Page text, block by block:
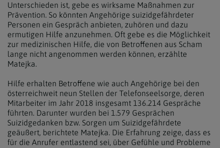
Unterschieden ist, gebe es wirksame Maßnahmen zur
Prävention. So könnten Angehörige suizidgefährdeter
Personen ein Gespräch anbieten, zuhören und dazu
ermutigen Hilfe anzunehmen. Oft gebe es die Möglichkeit
zur medizinischen Hilfe, die von Betroffenen aus Scham
lange nicht angenommen werden können, erzählte
Matejka.
Hilfe erhalten Betroffene wie auch Angehörige bei den
österreichweit neun Stellen der Telefonseelsorge, deren
Mitarbeiter im Jahr 2018 insgesamt 136.214 Gespräche
führten. Darunter wurden bei 1.579 Gesprächen
Suizidgedanken bzw. Sorgen um Suizidgefährdete
geäußert, berichtete Matejka. Die Erfahrung zeige, dass es
für die Anrufer entlastend sei, über Gefühle und Probleme